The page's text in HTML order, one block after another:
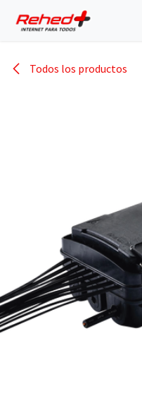
Todos los productos